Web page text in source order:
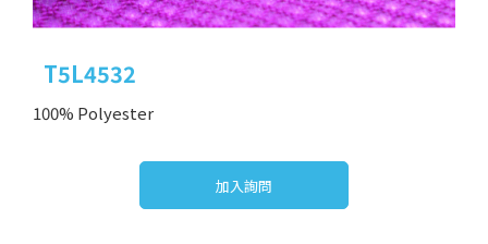
T5L4532
100% Polyester
加入詢問